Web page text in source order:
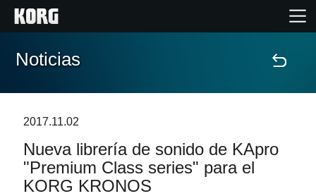
Inicio
Características
Eventos
Noticias
2017.11.02
Nueva librería de sonido de KApro
"Premium Class series" para el
KORG KRONOS